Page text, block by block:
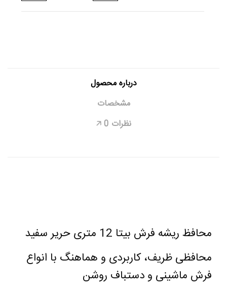
درباره محصول
مشخصات
نظرات 0
🡥
محافظ ریشه فرش بیتا 12 متری حریر سفید
محافظی ظریف، کاربردی و هماهنگ با انواع
فرش ماشینی و دستباف روشن